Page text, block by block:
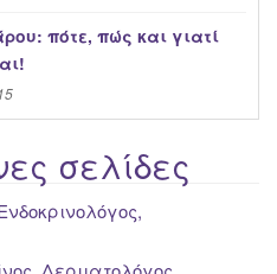
πότε, πώς και γιατί
σελίδες